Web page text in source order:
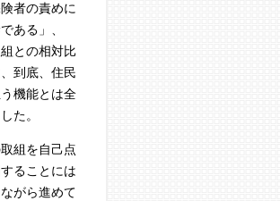
者の責めに
ある」、
との相対比
到底、住民
機能とは全
た。
組を自己点
ることには
がら進めて